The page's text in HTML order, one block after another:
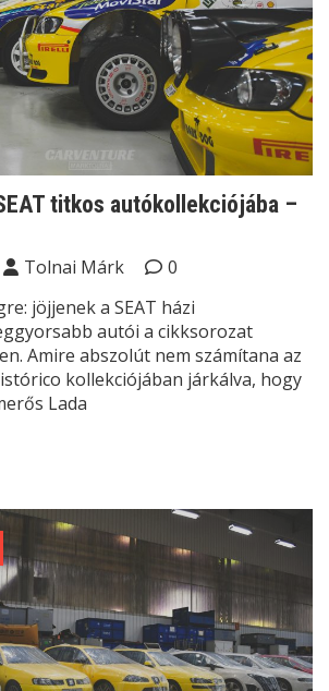
titkos autókollekciójába –
Tolnai Márk
0
jöjjenek a SEAT házi
autói a cikksorozat
Amire abszolút nem számítana az
kollekciójában járkálva, hogy
Lada